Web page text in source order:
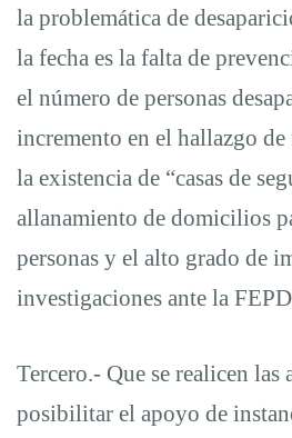
la problemática de
la fecha es la falta de
el número de personas
incremento en el hallazgo de
la existencia de “casas de
allanamiento de domicilios
personas y el alto grado de
investigaciones ante la
Tercero.- Que se realicen las
posibilitar el apoyo de